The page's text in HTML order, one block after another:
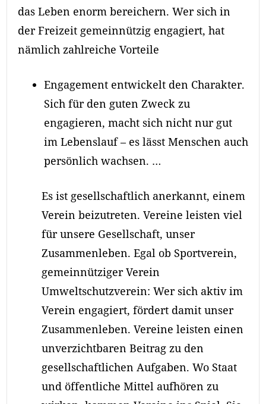
das Leben enorm bereichern. Wer sich in
der Freizeit gemeinnützig engagiert, hat
nämlich zahlreiche Vorteile
Engagement entwickelt den Charakter.
Sich für den guten Zweck zu
engagieren, macht sich nicht nur gut
im Lebenslauf – es lässt Menschen auch
persönlich wachsen. …
Es ist gesellschaftlich anerkannt, einem
Verein beizutreten. Vereine leisten viel
für unsere Gesellschaft, unser
Zusammenleben. Egal ob Sportverein,
gemeinnütziger Verein
Umweltschutzverein: Wer sich aktiv im
Verein engagiert, fördert damit unser
Zusammenleben. Vereine leisten einen
unverzichtbaren Beitrag zu den
gesellschaftlichen Aufgaben. Wo Staat
und öffentliche Mittel aufhören zu